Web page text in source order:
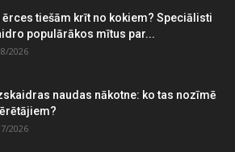
ērces tiešām krīt no kokiem? Speciālisti
populārākos mītus par...
2026
naudas nākotne: ko tas nozīmē
2026